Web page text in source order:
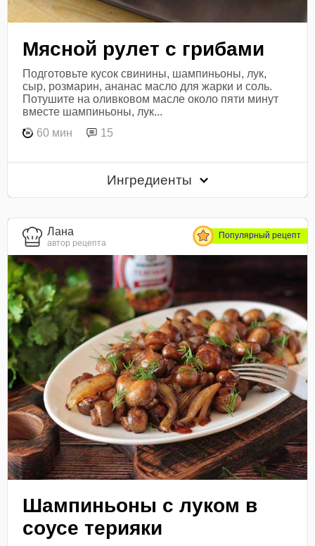
Мясной рулет с грибами
Подготовьте кусок свинины, шампиньоны, лук,
сыр, розмарин, ананас масло для жарки и соль.
Потушите на оливковом масле около пяти минут
вместе шампиньоны, лук...
60 мин
15
Ингредиенты
Лана
автор рецепта
Популярный рецепт
Шампиньоны с луком в
соусе терияки